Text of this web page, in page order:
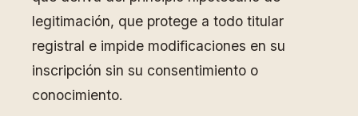
legitimación, que protege a todo titular
registral e impide modificaciones en su
inscripción sin su consentimiento o
conocimiento.